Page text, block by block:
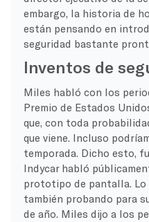
embargo, la historia de
están pensando en
seguridad bastante
Inventos de
Miles habló con los
Premio de Estados
que, con toda
que viene. Incluso
temporada. Dicho esto,
Indycar habló
prototipo de pantalla.
también probando para
de año. Miles dijo a los